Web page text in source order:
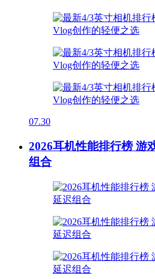
07.30
2026耳机性能排行榜 游
组合